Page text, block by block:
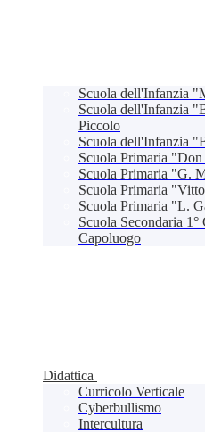
Scuola dell'Infanzia
Scuola dell'Infanzia
Piccolo
Scuola dell'Infanzia
Scuola Primaria
Scuola Primaria "G.
Scuola Primaria
Scuola Primaria "L.
Scuola Secondaria
Capoluogo
Didattica
Curricolo Verticale
Cyberbullismo
Intercultura